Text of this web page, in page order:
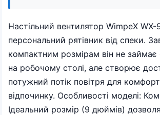
Настільний вентилятор WimpeX
персональний рятівник від спеки.
компактним розмірам він не займає
на робочому столі, але створює
потужний потік повітря для
відпочинку. Особливості моделі:
Ідеальний розмір (9 дюймів)